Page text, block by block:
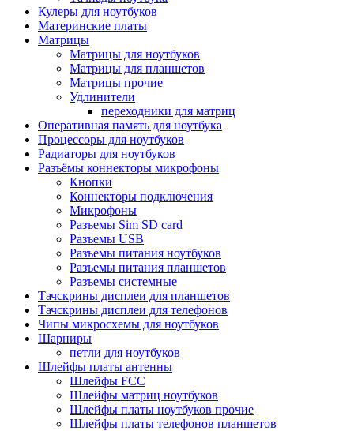
Кулеры для ноутбуков
Материнские платы
Матрицы
Матрицы для ноутбуков
Матрицы для планшетов
Матрицы прочие
Удлинители
переходники для матриц
Оперативная память для ноутбука
Процессоры для ноутбуков
Радиаторы для ноутбуков
Разъёмы коннекторы микрофоны
Кнопки
Коннекторы подключения
Микрофоны
Разъемы Sim SD card
Разъемы USB
Разъемы питания ноутбуков
Разъемы питания планшетов
Разъемы системные
Тачскрины дисплеи для планшетов
Тачскрины дисплеи для телефонов
Чипы микросхемы для ноутбуков
Шарниры
петли для ноутбуков
Шлейфы платы антенны
Шлейфы FCC
Шлейфы матриц ноутбуков
Шлейфы платы ноутбуков прочие
Шлейфы платы телефонов планшетов